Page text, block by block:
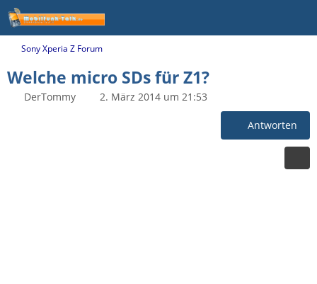
Sony Xperia Z Forum
Welche micro SDs für Z1?
DerTommy 2. März 2014 um 21:53
Antworten